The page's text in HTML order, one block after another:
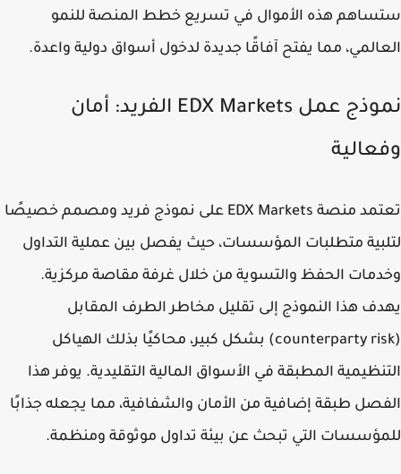
هذه الأموال في تسريع خطط المنصة للنمو
مما يفتح آفاقًا جديدة لدخول أسواق دولية واعدة.
نموذج عمل EDX Markets الفريد: أمان
تعتمد منصة EDX Markets على نموذج فريد ومصمم خصيصًا
متطلبات المؤسسات، حيث يفصل بين عملية التداول
الحفظ والتسوية من خلال غرفة مقاصة مركزية.
هذا النموذج إلى تقليل مخاطر الطرف المقابل
(counterparty risk) بشكل كبير، محاكيًا بذلك الهياكل
المطبقة في الأسواق المالية التقليدية. يوفر هذا
طبقة إضافية من الأمان والشفافية، مما يجعله جذابًا
التي تبحث عن بيئة تداول موثوقة ومنظمة.